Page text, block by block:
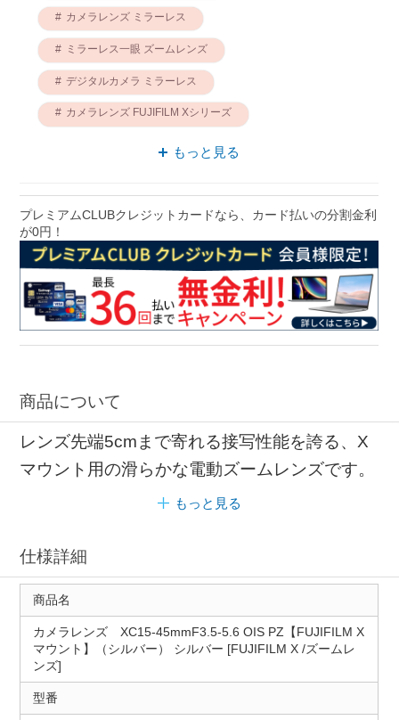
カメラレンズ ミラーレス
ミラーレス一眼 ズームレンズ
デジタルカメラ ミラーレス
カメラレンズ FUJIFILM Xシリーズ
富士フイルム デジタルカメラ
富士フイルム カメラレンズ
ミラーレス ズームレンズ
もっと見る
プレミアムCLUBクレジットカードなら、カード払いの分割金利
が0円！
商品について
レンズ先端5cmまで寄れる接写性能を誇る、X
マウント用の滑らかな電動ズームレンズです。
もっと見る
仕様詳細
商品名
カメラレンズ XC15-45mmF3.5-5.6 OIS PZ【FUJIFILM X
マウント】（シルバー） シルバー [FUJIFILM X /ズームレ
ンズ]
型番